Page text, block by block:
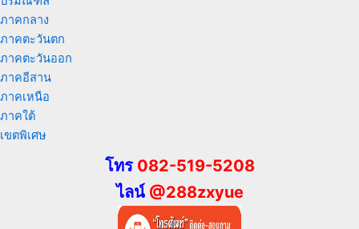
ภาคกลาง
ภาคตะวันตก
ภาคตะวันออก
ภาคอีสาน
ภาคเหนือ
ภาคใต้
เขตพิเศษ
โทร 082-519-5208
ไลน์ @288zxyue